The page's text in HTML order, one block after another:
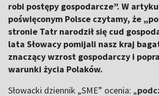
robi postępy gospodarcze”. W
poświęconym Polsce czytamy, że
stronie Tatr narodził się cud
lata Słowacy pomijali nasz kraj
znaczący wzrost gospodarczy i
warunki życia Polaków.
Słowacki dziennik „SME” ocenia: „